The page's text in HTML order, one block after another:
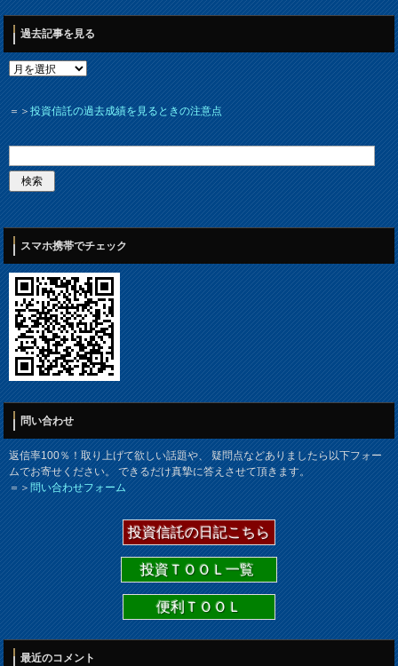
過去記事を見る
＝＞投資信託の過去成績を見るときの注意点
スマホ携帯でチェック
問い合わせ
返信率100％！取り上げて欲しい話題や、 疑問点などありましたら以下フォー
ムでお寄せください。 できるだけ真摯に答えさせて頂きます。
＝＞問い合わせフォーム
投資信託の日記こちら
投資ＴＯＯＬ一覧
便利ＴＯＯＬ
最近のコメント